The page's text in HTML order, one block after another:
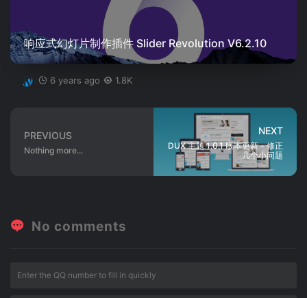
响应式幻灯片制作插件 Slider Revolution V6.2.10
6 years ago 1.8K
PREVIOUS
Nothing more...
NEXT
DUX 主题 1.0.1 版本更新 - 修正
几个小问题
No comments